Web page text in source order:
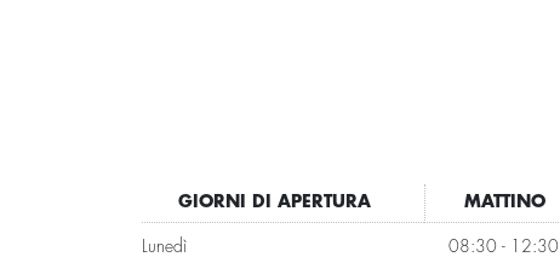
GIORNI DI APERTURA MATTINO
Lunedì 08:30 - 12:30